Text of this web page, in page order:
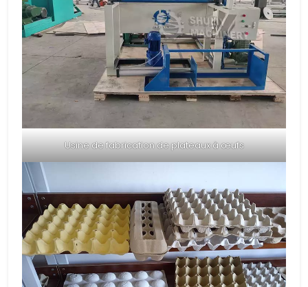
Usine de fabrication de plateaux à œufs